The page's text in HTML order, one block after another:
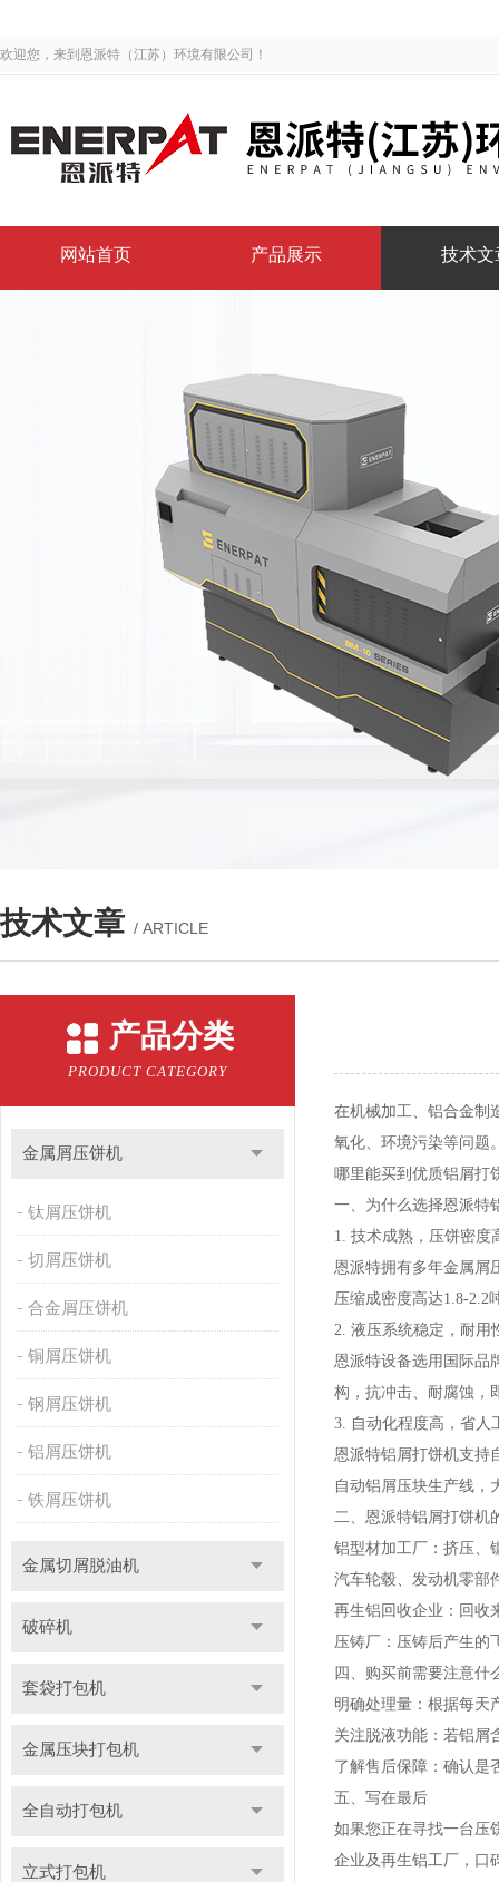
欢迎您，来到恩派特（江苏）环境有限公司！
网站首页 产品展示 技术文
技术文章 / ARTICLE
产品分类
PRODUCT CATEGORY
金属屑压饼机
钛屑压饼机
切屑压饼机
合金屑压饼机
铜屑压饼机
钢屑压饼机
铝屑压饼机
铁屑压饼机
金属切屑脱油机
破碎机
套袋打包机
金属压块打包机
全自动打包机
立式打包机
在机械加工、铝合金制
氧化、环境污染等问题
哪里能买到优质铝屑打
一、为什么选择恩派特
1. 技术成熟，压饼密度
恩派特拥有多年金属屑
压缩成密度高达1.8-2.2
2. 液压系统稳定，耐用
恩派特设备选用国际品
构，抗冲击、耐腐蚀，
3. 自动化程度高，省人
恩派特铝屑打饼机支持
自动铝屑压块生产线，
二、恩派特铝屑打饼机
铝型材加工厂：挤压、
汽车轮毂、发动机零
再生铝回收企业：回
压铸厂：压铸后产生
四、购买前需要注意什
明确处理量：根据每天
关注脱液功能：若铝屑
了解售后保障：确认是
五、写在最后
如果您正在寻找一台压
企业及再生铝工厂，口